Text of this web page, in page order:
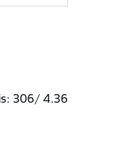
306/ 4.36